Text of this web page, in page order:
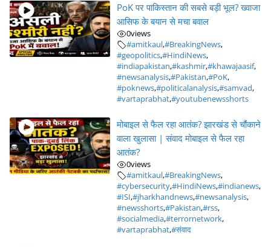
PoK पर पाकिस्तान की सबसे बड़ी भूल? ख्वाजा
आसिफ के बयान से मचा बवाल
0views
#amitkaul,#BreakingNews,
#geopolitics,#HindiNews,
#indiapakistan,#kashmir,#khawajaasif,
#newsanalysis,#Pakistan,#PoK,
#poknews,#politicalanalysis,#samvad,
#vartaprabhat,#youtubenewsshorts
मोबाइल से फैल रहा आतंक? झारखंड से चौंकाने
वाला खुलासा | संवाद मोबाइल से फैल रहा
आतंक?
0views
#amitkaul,#BreakingNews,
#cybersecurity,#HindiNews,#indianews,
#ISI,#jharkhandnews,#newsanalysis,
#newsshorts,#Pakistan,#rss,
#socialmedia,#terrornetwork,
#vartaprabhat,#संवाद